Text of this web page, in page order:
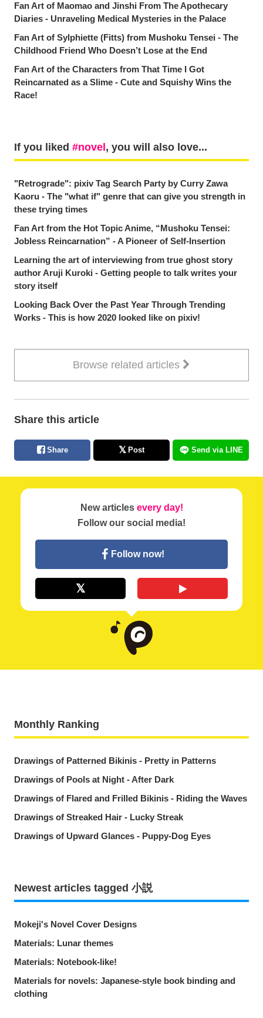
Fan Art of Maomao and Jinshi From The Apothecary
Diaries - Unraveling Medical Mysteries in the Palace
Fan Art of Sylphiette (Fitts) from Mushoku Tensei - The
Childhood Friend Who Doesn’t Lose at the End
Fan Art of the Characters from That Time I Got
Reincarnated as a Slime - Cute and Squishy Wins the
Race!
If you liked novel , you will also love...
"Retrograde": pixiv Tag Search Party by Curry Zawa
Kaoru - The "what if" genre that can give you strength in
these trying times
Fan Art from the Hot Topic Anime, “Mushoku Tensei:
Jobless Reincarnation” - A Pioneer of Self-Insertion
Learning the art of interviewing from true ghost story
author Aruji Kuroki - Getting people to talk writes your
story itself
Looking Back Over the Past Year Through Trending
Works - This is how 2020 looked like on pixiv!
Browse related articles
Share this article
Share Post Send via LINE
New articles every day!
Follow our social media!
Follow now!
Monthly Ranking
Drawings of Patterned Bikinis - Pretty in Patterns
Drawings of Pools at Night - After Dark
Drawings of Flared and Frilled Bikinis - Riding the Waves
Drawings of Streaked Hair - Lucky Streak
Drawings of Upward Glances - Puppy-Dog Eyes
Newest articles tagged 小説
Mokeji's Novel Cover Designs
Materials: Lunar themes
Materials: Notebook-like!
Materials for novels: Japanese-style book binding and
clothing